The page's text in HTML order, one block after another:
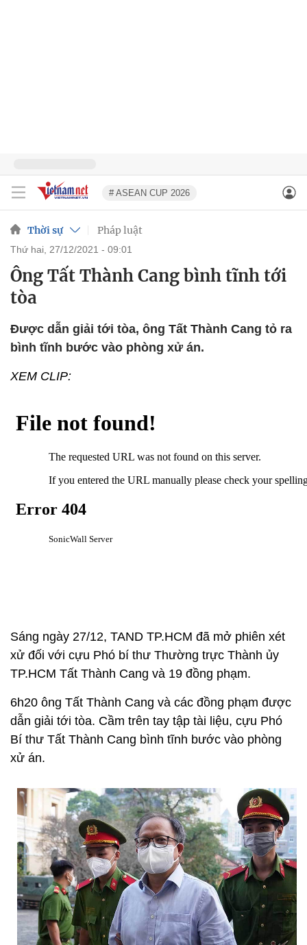
# ASEAN CUP 2026
Thời sự Pháp luật
thứ hai, 27/12/2021 - 09:01
Ông Tất Thành Cang bình tĩnh tới
tòa
Được dẫn giải tới tòa, ông Tất Thành Cang tỏ ra
bình tĩnh bước vào phòng xử án.
XEM CLIP:
Sáng ngày 27/12, TAND TP.HCM đã mở phiên xét
xử đối với cựu Phó bí thư Thường trực Thành ủy
TP.HCM Tất Thành Cang và 19 đồng phạm.
6h20 ông Tất Thành Cang và các đồng phạm được
dẫn giải tới tòa. Cầm trên tay tập tài liệu, cựu Phó
Bí thư Tất Thành Cang bình tĩnh bước vào phòng
xử án.